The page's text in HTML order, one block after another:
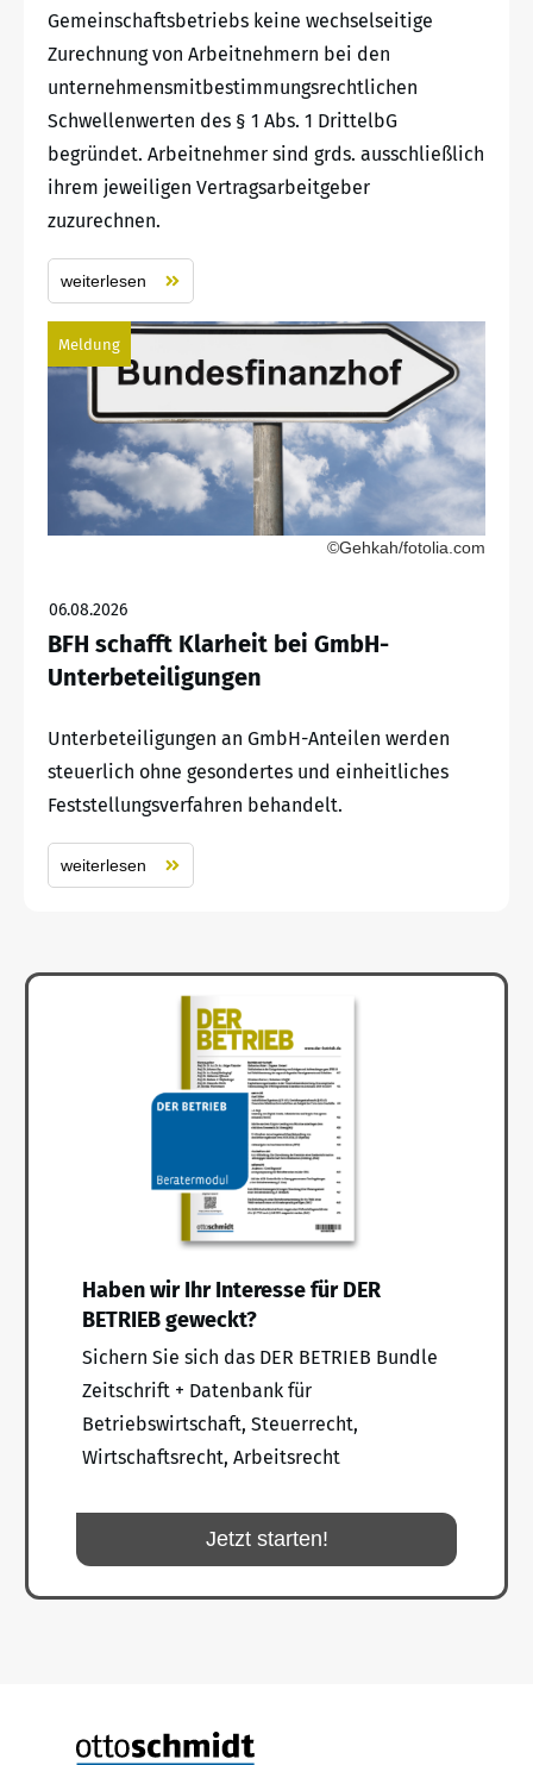
Gemeinschaftsbetriebs keine wechselseitige
Zurechnung von Arbeitnehmern bei den
unternehmensmitbestimmungsrechtlichen
Schwellenwerten des § 1 Abs. 1 DrittelbG
begründet. Arbeitnehmer sind grds. ausschließlich
ihrem jeweiligen Vertragsarbeitgeber
zuzurechnen.
weiterlesen
Meldung
©Gehkah/fotolia.com
06.08.2026
BFH schafft Klarheit bei GmbH-
Unterbeteiligungen
Unterbeteiligungen an GmbH-Anteilen werden
steuerlich ohne gesondertes und einheitliches
Feststellungsverfahren behandelt.
weiterlesen
Haben wir Ihr Interesse für DER
BETRIEB geweckt?
Sichern Sie sich das DER BETRIEB Bundle
Zeitschrift + Datenbank für
Betriebswirtschaft, Steuerrecht,
Wirtschaftsrecht, Arbeitsrecht
Jetzt starten!